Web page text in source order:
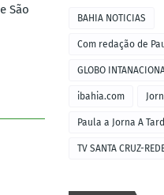
São
BAHIA NOTICIAS
Com redação de
GLOBO
ibahia.com
Paula a Jorna A
TV SANTA CRUZ-